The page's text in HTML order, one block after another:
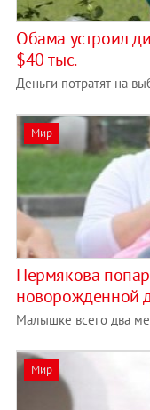
Обама устроил
$40 тыс.
Деньги потратят на
Мир
Пермякова
новорожденной
Малышке всего два
Мир